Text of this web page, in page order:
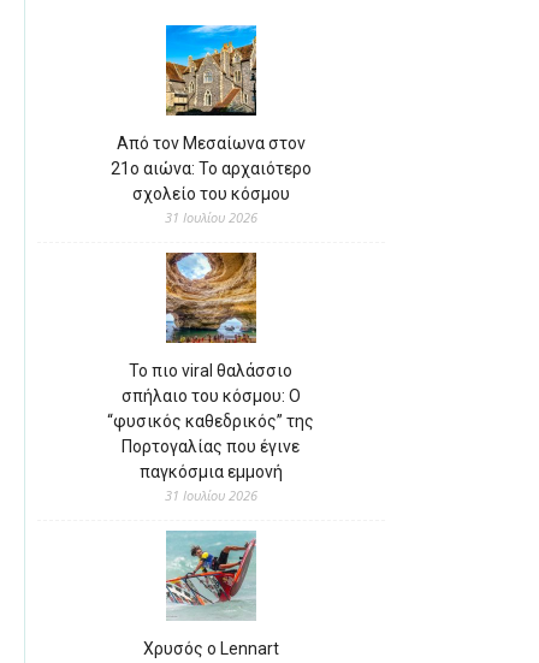
Από τον Μεσαίωνα στον
21ο αιώνα: Το αρχαιότερο
σχολείο του κόσμου
31 Ιουλίου 2026
Το πιο viral θαλάσσιο
σπήλαιο του κόσμου: Ο
“φυσικός καθεδρικός” της
Πορτογαλίας που έγινε
παγκόσμια εμμονή
31 Ιουλίου 2026
Χρυσός ο Lennart